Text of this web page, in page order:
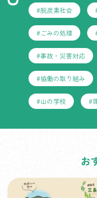
#脱炭素社会
#ごみの処理
#事故・災害対応
#協働の取り組み
#山の学校 #
お